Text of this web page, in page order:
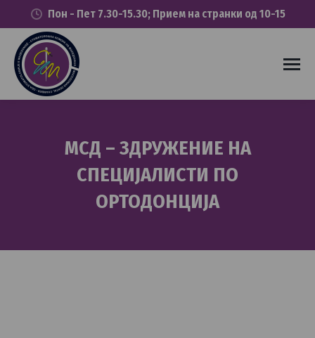
Пон - Пет 7.30-15.30; Прием на странки од 10-15
МСД – ЗДРУЖЕНИЕ НА
СПЕЦИЈАЛИСТИ ПО
ОРТОДОНЦИЈА